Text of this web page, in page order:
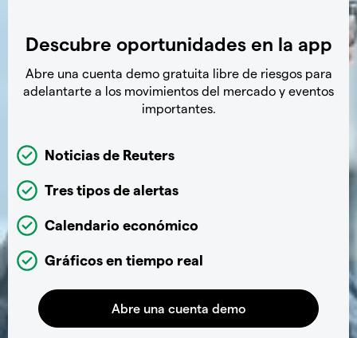
Descubre oportunidades en la app
Abre una cuenta demo gratuita libre de riesgos para
adelantarte a los movimientos del mercado y eventos
importantes.
Noticias de Reuters
Tres tipos de alertas
Calendario económico
Gráficos en tiempo real